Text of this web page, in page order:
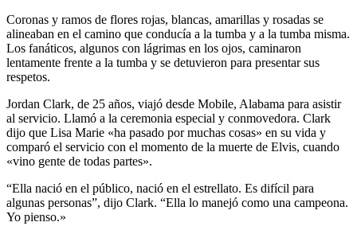
Coronas y ramos de flores rojas, blancas, amarillas y rosadas se
alineaban en el camino que conducía a la tumba y a la tumba misma.
Los fanáticos, algunos con lágrimas en los ojos, caminaron
lentamente frente a la tumba y se detuvieron para presentar sus
respetos.
Jordan Clark, de 25 años, viajó desde Mobile, Alabama para asistir
al servicio. Llamó a la ceremonia especial y conmovedora. Clark
dijo que Lisa Marie «ha pasado por muchas cosas» en su vida y
comparó el servicio con el momento de la muerte de Elvis, cuando
«vino gente de todas partes».
“Ella nació en el público, nació en el estrellato. Es difícil para
algunas personas”, dijo Clark. “Ella lo manejó como una campeona.
Yo pienso.»